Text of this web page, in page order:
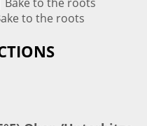
to the roots